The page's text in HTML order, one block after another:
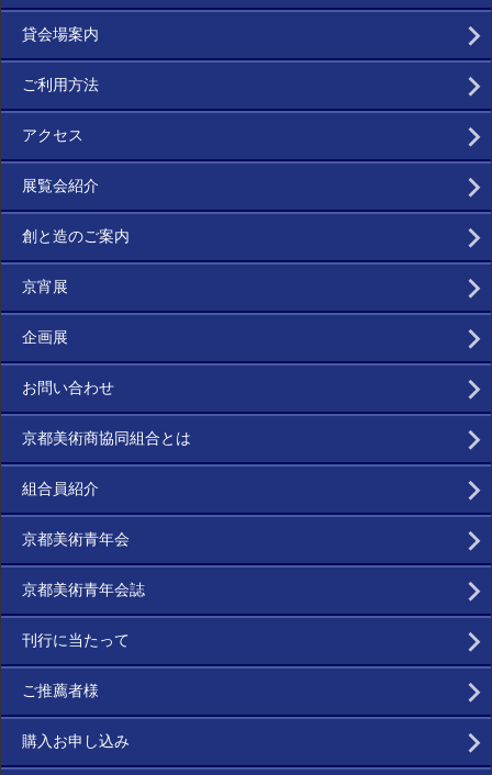
貸会場案内
ご利用方法
アクセス
展覧会紹介
創と造のご案内
京宵展
企画展
お問い合わせ
京都美術商協同組合とは
組合員紹介
京都美術青年会
京都美術青年会誌
刊行に当たって
ご推薦者様
購入お申し込み